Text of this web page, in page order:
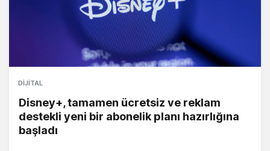
DIJITAL
Disney+, tamamen ücretsiz ve reklam
destekli yeni bir abonelik planı hazırlığına
başladı